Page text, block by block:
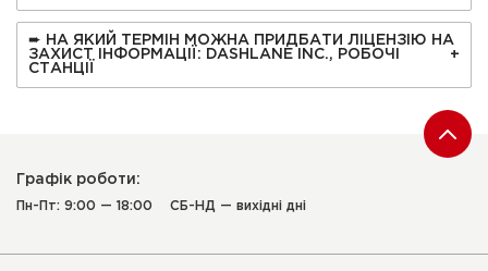
➨ НА ЯКИЙ ТЕРМІН МОЖНА ПРИДБАТИ ЛІЦЕНЗІЮ НА
ЗАХИСТ ІНФОРМАЦІЇ: DASHLANE INC., РОБОЧІ
СТАНЦІЇ
Графік роботи:
Пн-Пт: 9:00 — 18:00 СБ-НД — вихідні дні